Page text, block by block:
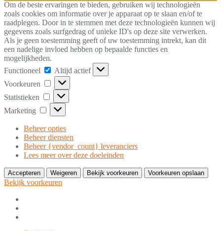
Om de beste ervaringen te bieden, gebruiken wij technologieën
zoals cookies om informatie over je apparaat op te slaan en/of te
raadplegen. Door in te stemmen met deze technologieën kunnen wij
gegevens zoals surfgedrag of unieke ID's op deze site verwerken.
Als je geen toestemming geeft of uw toestemming intrekt, kan dit
een nadelige invloed hebben op bepaalde functies en
mogelijkheden.
Functioneel
Functioneel
Altijd actief
Voorkeuren
Voorkeuren
Statistieken Statistieken
Marketing Marketing
Beheer opties
Beheer diensten
Beheer {vendor_count} leveranciers
Lees meer over deze doeleinden
Accepteren Weigeren Bekijk voorkeuren Voorkeuren opslaan
Bekijk voorkeuren